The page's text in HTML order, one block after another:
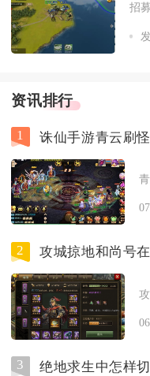
招
资讯排行
1 诛仙手游青云刷
2 攻城掠地和尚号
3 绝地求生中怎样